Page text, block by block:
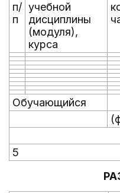
п/
п
учебной
дисциплины
(модуля),
курса
Обучающийся
5